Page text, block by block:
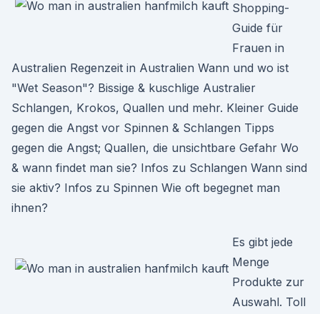
Shopping-
Guide für
Frauen in
Australien Regenzeit in Australien Wann und wo ist
"Wet Season"? Bissige & kuschlige Australier
Schlangen, Krokos, Quallen und mehr. Kleiner Guide
gegen die Angst vor Spinnen & Schlangen Tipps
gegen die Angst; Quallen, die unsichtbare Gefahr Wo
& wann findet man sie? Infos zu Schlangen Wann sind
sie aktiv? Infos zu Spinnen Wie oft begegnet man
ihnen?
Es gibt jede
Menge
Produkte zur
Auswahl. Toll